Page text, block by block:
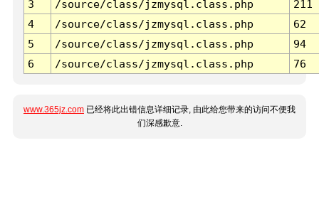
3 /source/class/jzmysql.class.php
211
4
/source/class/jzmysql.class.php
62
5
/source/class/jzmysql.class.php
94
6
/source/class/jzmysql.class.php 76
www.365jz.com 已经将此出错信息详细记录, 由此给您带来的访问不便我
们深感歉意.